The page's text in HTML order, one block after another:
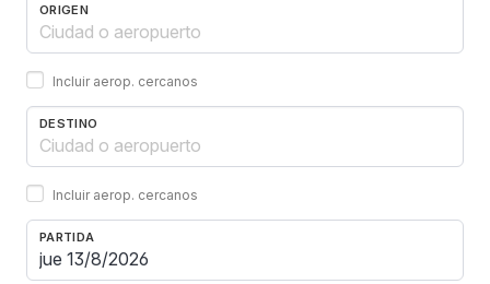
ORIGEN
Incluir aerop. cercanos
DESTINO
Incluir aerop. cercanos
PARTIDA